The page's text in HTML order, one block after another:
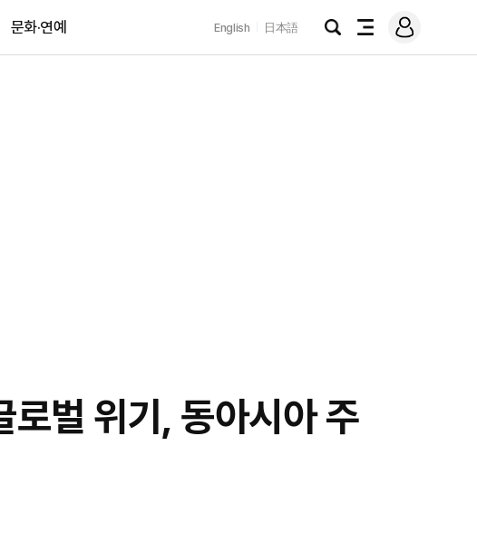
문화·연예 English 日本語
검
전
메
그
벌 위기, 동아시아 주